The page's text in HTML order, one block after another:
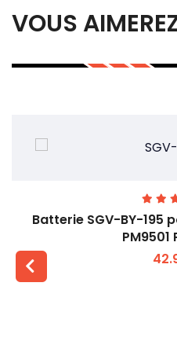
VOUS
Batterie SGV-BY-195
PM9501